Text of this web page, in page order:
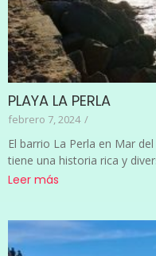
PLAYA LA PERLA
febrero 7, 2024 /
El barrio La Perla en Mar
tiene una historia rica y
Leer más